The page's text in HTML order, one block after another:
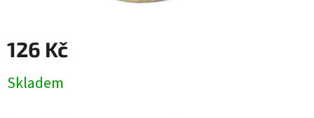
126 Kč
cena:
Skladem